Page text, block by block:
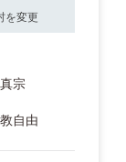
を変更
宗
自由